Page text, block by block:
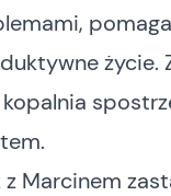
życie.
Marcinem